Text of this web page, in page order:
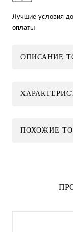
Лучшие условия
оплаты
ОПИСАНИЕ
ПОХОЖИЕ